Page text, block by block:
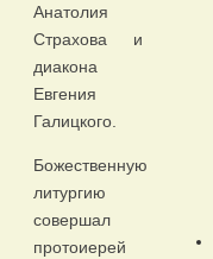
Анатолия
Страхова и
диакона
Евгения
Галицкого.
Божественную
литургию
совершал
протоиерей